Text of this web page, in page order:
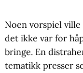
Noen vorspiel
det ikke var for
bringe. En
tematikk presser